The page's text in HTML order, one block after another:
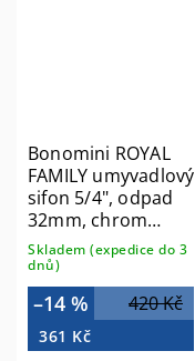
Bonomini ROYAL
FAMILY umyvadlový
sifon 5/4", odpad
32mm, chrom
0220EC20K7
Skladem (expedice do 3
dnů)
420 Kč
–14 %
361 Kč